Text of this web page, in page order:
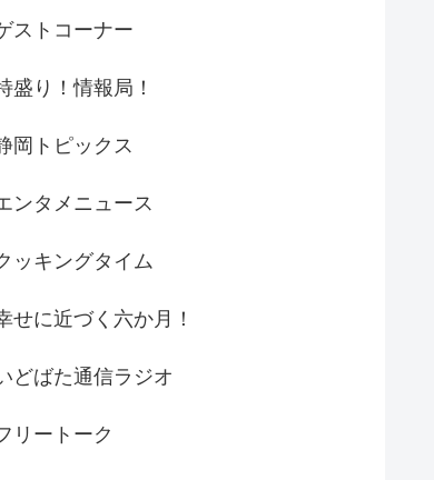
ストコーナー
盛り！情報局！
岡トピックス
ンタメニュース
ッキングタイム
せに近づく六か月！
どばた通信ラジオ
リートーク